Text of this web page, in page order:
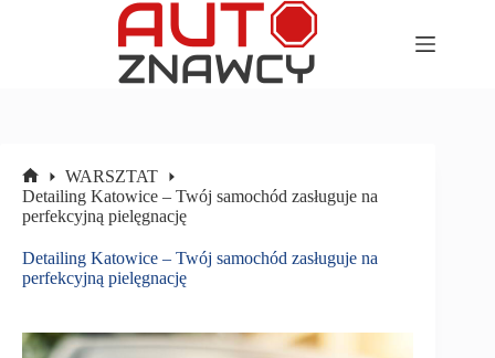
Strona
główna
WARSZTAT
Detailing Katowice – Twój samochód zasługuje na
perfekcyjną pielęgnację
Detailing Katowice – Twój samochód zasługuje na
perfekcyjną pielęgnację